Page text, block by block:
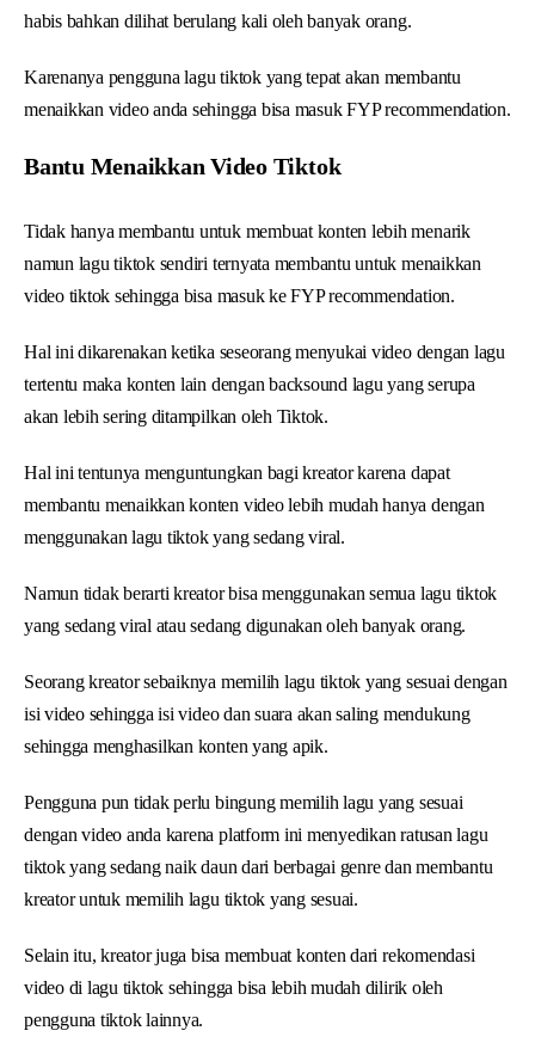
habis bahkan dilihat berulang kali oleh banyak orang.
Karenanya pengguna lagu tiktok yang tepat akan membantu
menaikkan video anda sehingga bisa masuk FYP recommendation.
Bantu Menaikkan Video Tiktok
Tidak hanya membantu untuk membuat konten lebih menarik
namun lagu tiktok sendiri ternyata membantu untuk menaikkan
video tiktok sehingga bisa masuk ke FYP recommendation.
Hal ini dikarenakan ketika seseorang menyukai video dengan lagu
tertentu maka konten lain dengan backsound lagu yang serupa
akan lebih sering ditampilkan oleh Tiktok.
Hal ini tentunya menguntungkan bagi kreator karena dapat
membantu menaikkan konten video lebih mudah hanya dengan
menggunakan lagu tiktok yang sedang viral.
Namun tidak berarti kreator bisa menggunakan semua lagu tiktok
yang sedang viral atau sedang digunakan oleh banyak orang.
Seorang kreator sebaiknya memilih lagu tiktok yang sesuai dengan
isi video sehingga isi video dan suara akan saling mendukung
sehingga menghasilkan konten yang apik.
Pengguna pun tidak perlu bingung memilih lagu yang sesuai
dengan video anda karena platform ini menyedikan ratusan lagu
tiktok yang sedang naik daun dari berbagai genre dan membantu
kreator untuk memilih lagu tiktok yang sesuai.
Selain itu, kreator juga bisa membuat konten dari rekomendasi
video di lagu tiktok sehingga bisa lebih mudah dilirik oleh
pengguna tiktok lainnya.